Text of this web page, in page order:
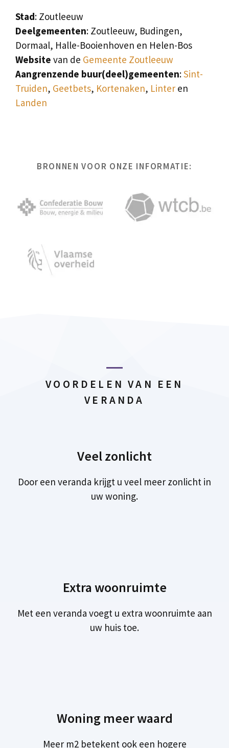
Stad: Zoutleeuw
Deelgemeenten: Zoutleeuw, Budingen,
Dormaal, Halle-Booienhoven en Helen-Bos
Website van de Gemeente Zoutleeuw
Aangrenzende buur(deel)gemeenten:Sint-
Truiden, Geetbets, Kortenaken, Linter en
Landen
BRONNEN VOOR ONZE INFORMATIE:
VOORDELEN VAN EEN
VERANDA
Veel zonlicht
Door een veranda krijgt u veel meer zonlicht in
uw woning.
Extra woonruimte
Met een veranda voegt u extra woonruimte aan
uw huis toe.
Woning meer waard
Meer m2 betekent ook een hogere